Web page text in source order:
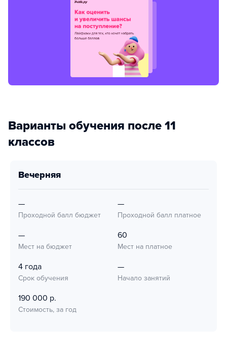
Варианты обучения после 11
классов
вечерняя
—
Проходной балл бюджет
—
Проходной балл платное
—
Мест на бюджет
60
Мест на платное
4 года
Срок обучения
—
Начало занятий
190 000 р.
Стоимость, за год